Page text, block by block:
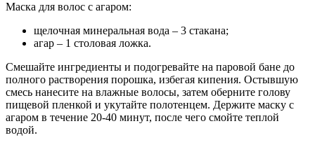
Маска для волос с агаром:
щелочная минеральная вода – 3 стакана;
агар – 1 столовая ложка.
Смешайте ингредиенты и подогревайте на паровой бане до
полного растворения порошка, избегая кипения. Остывшую
смесь нанесите на влажные волосы, затем оберните голову
пищевой пленкой и укутайте полотенцем. Держите маску с
агаром в течение 20-40 минут, после чего смойте теплой
водой.